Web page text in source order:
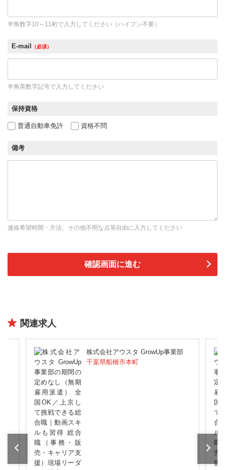
半角数字10～11桁で入力してください（ハイフン不要）
E-mail （必須）
半角英数字記号で入力してください
保持資格
普通自動車免許 資格不問
備考
連絡希望時間・方法、その他不明な点等自由に入力してください
関連求人
株式会社アウスタ GrowUp事業部
千葉県船橋市本町